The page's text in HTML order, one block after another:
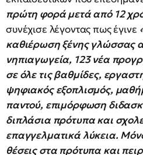
πρώτη φορά μετά από 12
συνέχισε λέγοντας πως έγινε
καθιέρωση ξένης γλώσσας
νηπιαγωγεία, 123 νέα
σε όλε τις βαθμίδες,
ψηφιακός εξοπλισμός,
παντού, επιμόρφωση
διπλάσια πρότυπα και
επαγγελματικά λύκεια.
θέσεις στα πρότυπα και